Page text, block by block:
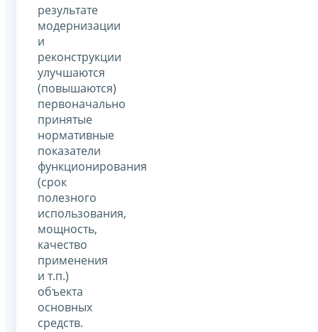
результате
модернизации
и
реконструкции
улучшаются
(повышаются)
первоначально
принятые
нормативные
показатели
функционирования
(срок
полезного
использования,
мощность,
качество
применения
и т.п.)
объекта
основных
средств.